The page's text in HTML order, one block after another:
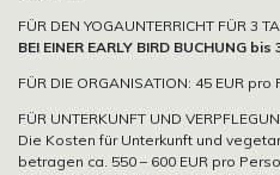
FÜR DEN YOGAUNTERRICHT FÜR 3
BEI EINER EARLY BIRD BUCHUNG
FÜR DIE ORGANISATION: 45 EUR pro
FÜR UNTERKUNFT UND
Die Kosten für Unterkunft und
betragen ca. 550 – 600 EUR pro